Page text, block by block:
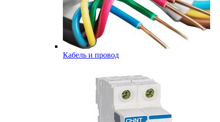
Кабель и провод